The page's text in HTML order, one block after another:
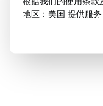
地区：美国 提供服务